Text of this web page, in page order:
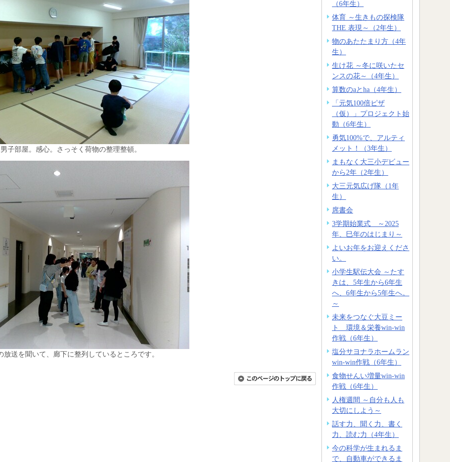
子部屋。感心。さっそく荷物の整理整頓。
放送を聞いて、廊下に整列しているところです。
（6年生）
体育 ～生きもの探検隊
THE 表現～（2年生）
物のあたたまり方（4年
生）
生け花 ～冬に咲いたセ
ンスの花～（4年生）
算数のaとha（4年生）
「元気100倍ピザ
（仮）」プロジェクト始
動（6年生）
勇気100%で、アルティ
メット！（3年生）
まもなく大三小デビュー
から2年（2年生）
大三元気広げ隊（1年
生）
席書会
3学期始業式 ～2025
年、巳年のはじまり～
よいお年をお迎えくださ
い。
小学生駅伝大会 ～たす
きは、5年生から6年生
へ、6年生から5年生へ。
～
未来をつなぐ大豆ミー
ト 環境＆栄養win-win
作戦（6年生）
塩分サヨナラホームラン
win-win作戦（6年生）
食物せんい増量win-win
作戦（6年生）
人権週間 ～自分も人も
大切にしよう～
話す力、聞く力、書く
力、読む力（4年生）
今の科学が生まれるま
で、自動車ができるま